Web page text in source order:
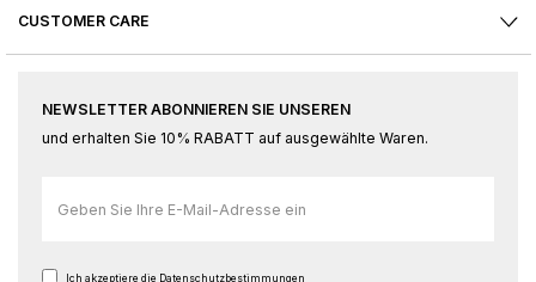
CUSTOMER CARE
NEWSLETTER ABONNIEREN SIE UNSEREN
und erhalten Sie 10% RABATT auf ausgewählte Waren.
für Ich akzeptiere die Datenschutzbestimmungen